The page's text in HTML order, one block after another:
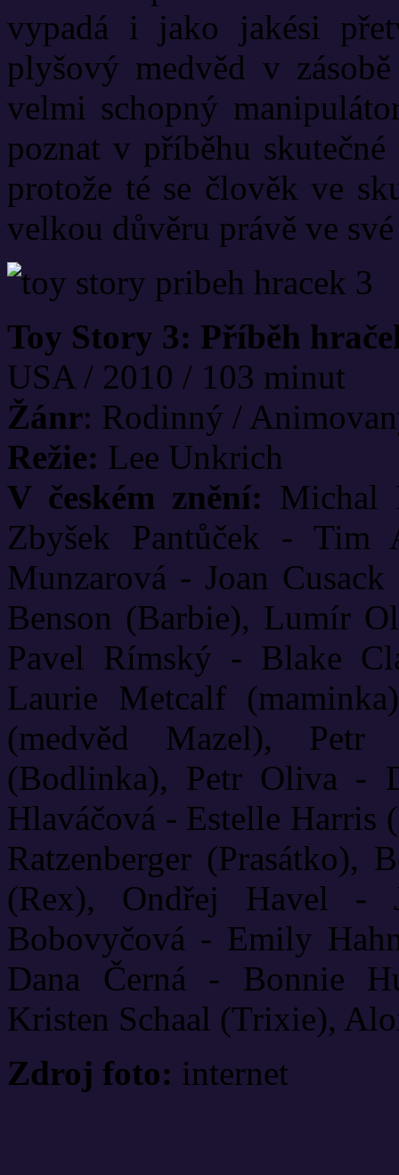
vypadá i jako jakési
plyšový medvěd v
velmi schopný
poznat v příběhu
protože té se člověk ve
velkou důvěru právě ve
Toy Story 3: Příběh
USA / 2010 / 103 minut
Žánr: Rodinný /
Režie: Lee Unkrich
V českém znění: Michal
Zbyšek Pantůček - Tim
Munzarová - Joan
Benson (Barbie), Lumír
Pavel Rímský - Blake
Laurie Metcalf
(medvěd Mazel),
(Bodlinka), Petr Oliva -
Hlaváčová - Estelle Harris
Ratzenberger (Prasátko),
(Rex), Ondřej Havel -
Bobovyčová - Emily
Dana Černá - Bonnie
Kristen Schaal (Trixie),
Zdroj foto: internet